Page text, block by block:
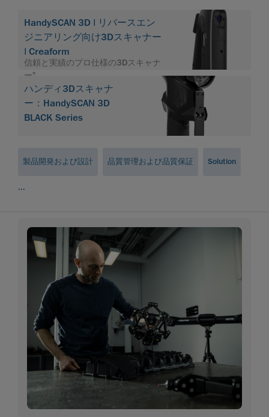
HandySCAN 3D | リバースエン
ジニアリング向け3Dスキャナー
| Creaform
信頼と実績のプロ仕様の3Dスキャナ
ー".
ハンディ3Dスキャナ
ー：HandySCAN 3D
BLACK Series
製品開発および設計 品質管理および品質保証 Solution
...